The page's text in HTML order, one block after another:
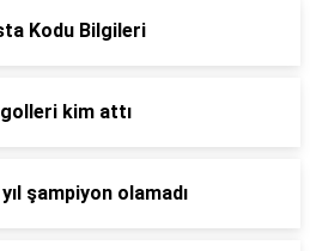
Kodu Bilgileri
kim attı
şampiyon olamadı